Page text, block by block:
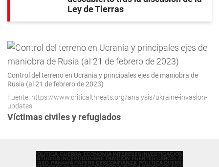
Ley de Tierras
Control del terreno en Ucrania y principales ejes de maniobra de
Rusia (al 21 de febrero de 2023)
Fuente: https://www.criticalthreats.org/analysis/ukraine-invasion-
updates
Víctimas civiles y refugiados